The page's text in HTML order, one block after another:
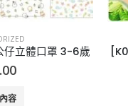
名牌香水系列
容